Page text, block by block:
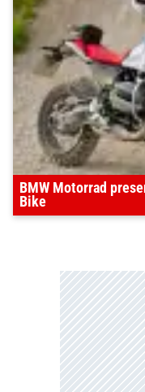
BMW Motorrad
Bike